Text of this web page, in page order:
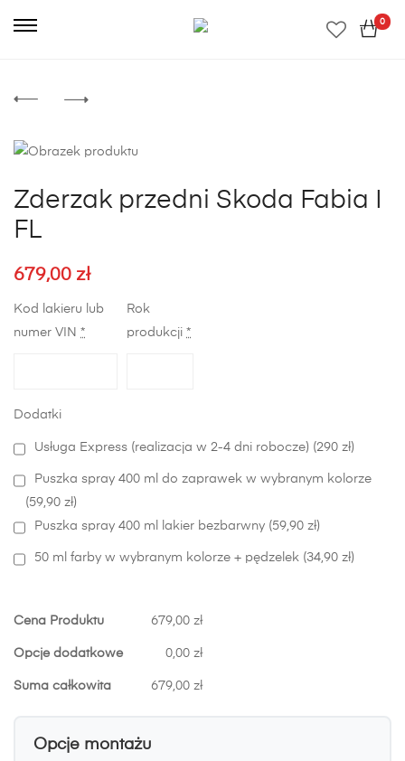
0
Zderzak przedni Skoda Fabia I
FL
679,00 zł
Kod lakieru lub
numer VIN *
Rok
produkcji *
Dodatki
Usługa Express (realizacja w 2-4 dni robocze) (290 zł)
Puszka spray 400 ml do zaprawek w wybranym kolorze
(59,90 zł)
Puszka spray 400 ml lakier bezbarwny (59,90 zł)
50 ml farby w wybranym kolorze + pędzelek (34,90 zł)
Cena Produktu 679,00 zł
Opcje dodatkowe 0,00 zł
Suma całkowita 679,00 zł
Opcje montażu